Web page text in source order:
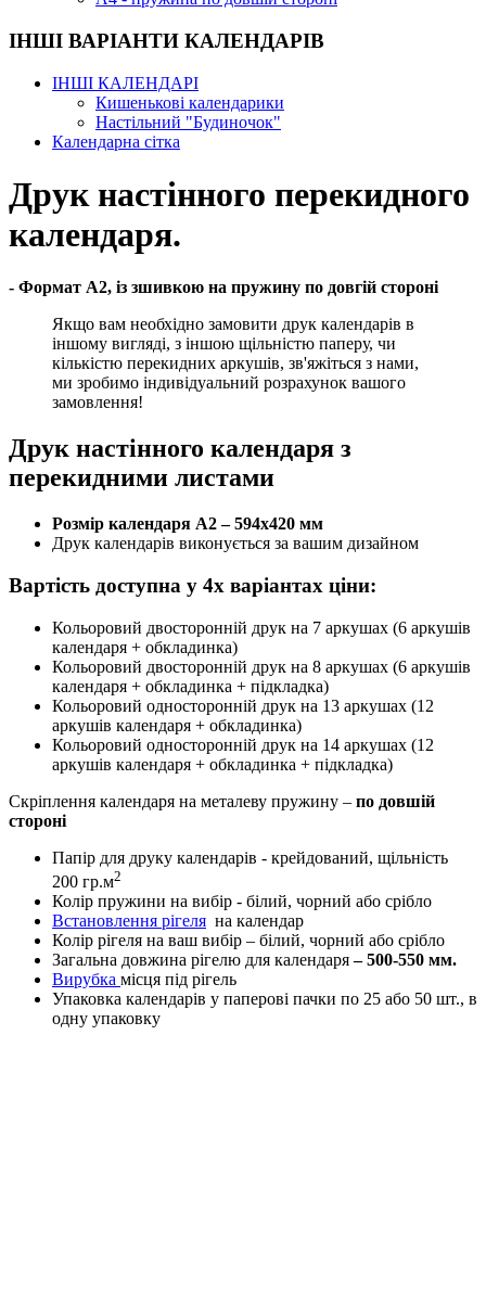
ІНШІ ВАРІАНТИ КАЛЕНДАРІВ
ІНШІ КАЛЕНДАРІ
Кишенькові календарики
Настільний "Будиночок"
Календарна сітка
Друк настінного перекидного
календаря.
- Формат А2, із зшивкою на пружину по довгій стороні
Якщо вам необхідно замовити друк календарів в
іншому вигляді, з іншою щільністю паперу, чи
кількістю перекидних аркушів, зв'яжіться з нами,
ми зробимо індивідуальний розрахунок вашого
замовлення!
Друк настінного календаря з
перекидними листами
Розмір календаря А2 – 594х420 мм
Друк календарів виконується за вашим дизайном
Вартість доступна у 4х варіантах ціни:
Кольоровий двосторонній друк на 7 аркушах (6 аркушів
календаря + обкладинка)
Кольоровий двосторонній друк на 8 аркушах (6 аркушів
календаря + обкладинка + підкладка)
Кольоровий односторонній друк на 13 аркушах (12
аркушів календаря + обкладинка)
Кольоровий односторонній друк на 14 аркушах (12
аркушів календаря + обкладинка + підкладка)
Скріплення календаря на металеву пружину – по довшій
стороні
Папір для друку календарів - крейдований, щільність
200 гр.м2
Колір пружини на вибір - білий, чорний або срібло
Встановлення рігеля на календар
Колір рігеля на ваш вибір – білий, чорний або срібло
Загальна довжина рігелю для календаря– 500-550 мм.
Вирубка місця під рігель
Упаковка календарів у паперові пачки по 25 або 50 шт., в
одну упаковку